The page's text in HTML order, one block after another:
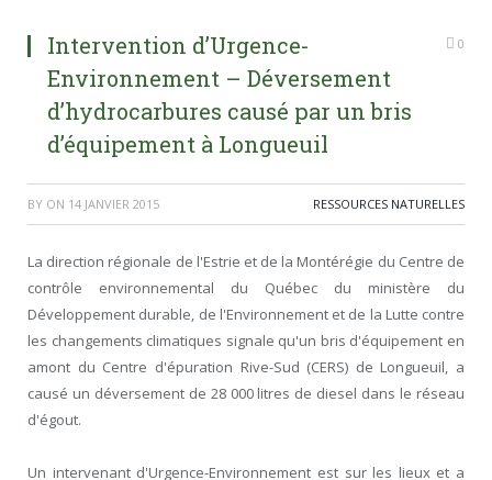
Intervention d’Urgence-
Environnement – Déversement
d’hydrocarbures causé par un bris
d’équipement à Longueuil
0
BY ON 14 JANVIER 2015 RESSOURCES NATURELLES
La direction régionale de l'Estrie et de la Montérégie du Centre de
contrôle environnemental du Québec du ministère du
Développement durable, de l'Environnement et de la Lutte contre
les changements climatiques signale qu'un bris d'équipement en
amont du Centre d'épuration Rive-Sud (CERS) de Longueuil, a
causé un déversement de 28 000 litres de diesel dans le réseau
d'égout.
Un intervenant d'Urgence-Environnement est sur les lieux et a